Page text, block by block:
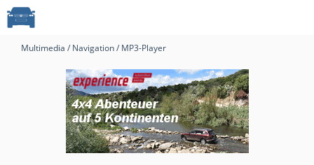
Multimedia / Navigation / MP3-Player